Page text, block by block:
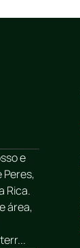
e
Peres,
Rica.
área,